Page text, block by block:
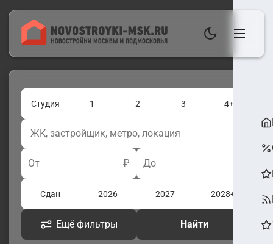
Студия 1 2 3 4+
От ₽ До
Сдан 2026 2027 2028+
Ещё фильтры Найти